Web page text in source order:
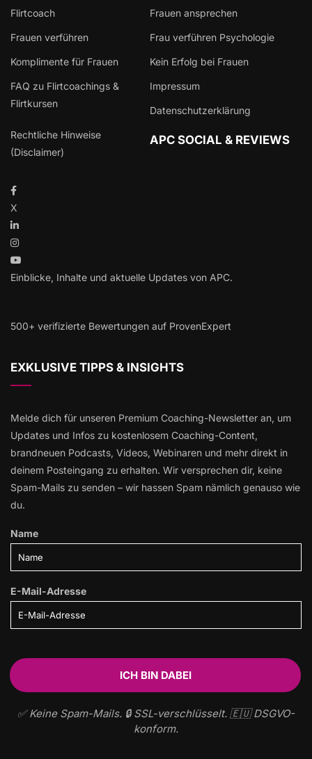
Flirtcoach Frauen ansprechen
Frauen verführen Frau verführen Psychologie
Komplimente für Frauen Kein Erfolg bei Frauen
FAQ zu Flirtcoachings &
Flirtkursen
Impressum
Datenschutzerklärung
Rechtliche Hinweise
(Disclaimer)
APC SOCIAL & REVIEWS
X
Einblicke, Inhalte und aktuelle Updates von APC.
500+ verifizierte Bewertungen auf ProvenExpert
EXKLUSIVE TIPPS & INSIGHTS
Melde dich für unseren Premium Coaching-Newsletter an, um
Updates und Infos zu kostenlosem Coaching-Content,
brandneuen Podcasts, Videos, Webinaren und mehr direkt in
deinem Posteingang zu erhalten. Wir versprechen dir, keine
Spam-Mails zu senden – wir hassen Spam nämlich genauso wie
du.
Name
E-Mail-Adresse
✅ Keine Spam-Mails. 🔒 SSL-verschlüsselt. 🇪🇺 DSGVO-
konform.